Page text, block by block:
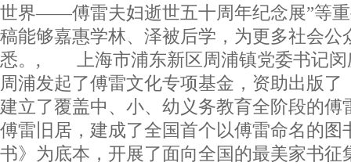
世界——傅雷夫妇逝世五十周年纪念展”等
稿能够嘉惠学林、泽被后学，为更多社会公
悉。, 上海市浦东新区周浦镇党委书记闵
周浦发起了傅雷文化专项基金，资助出版了
建立了覆盖中、小、幼义务教育全阶段的傅
傅雷旧居，建成了全国首个以傅雷命名的图
书》为底本，开展了面向全国的最美家书征